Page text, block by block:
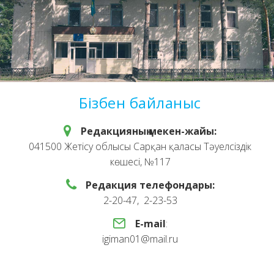
Бізбен байланыс
Редакцияның мекен-жайы:
041500 Жетісу облысы Сарқан қаласы Тәуелсіздік
көшесі, №117
Редакция телефондары:
2-20-47, 2-23-53
E-mail:
igiman01@mail.ru